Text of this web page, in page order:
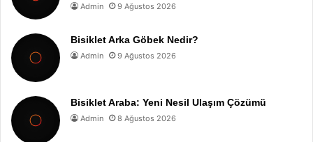
Admin 9 Ağustos 2026
Bisiklet Arka Göbek Nedir?
Admin 9 Ağustos 2026
Bisiklet Araba: Yeni Nesil Ulaşım Çözümü
Admin 8 Ağustos 2026